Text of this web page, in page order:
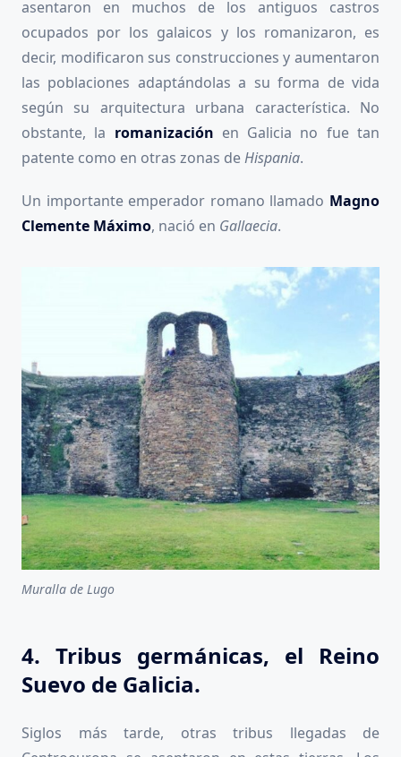
asentaron en muchos de los antiguos castros
ocupados por los galaicos y los romanizaron, es
decir, modificaron sus construcciones y aumentaron
las poblaciones adaptándolas a su forma de vida
según su arquitectura urbana característica. No
obstante, la romanización en Galicia no fue tan
patente como en otras zonas deHispania.
Un importante emperador romano llamado Magno
Clemente Máximo, nació en Gallaecia.
Muralla de Lugo
4. Tribus germánicas, el Reino
Suevo de Galicia.
Siglos más tarde, otras tribus llegadas de